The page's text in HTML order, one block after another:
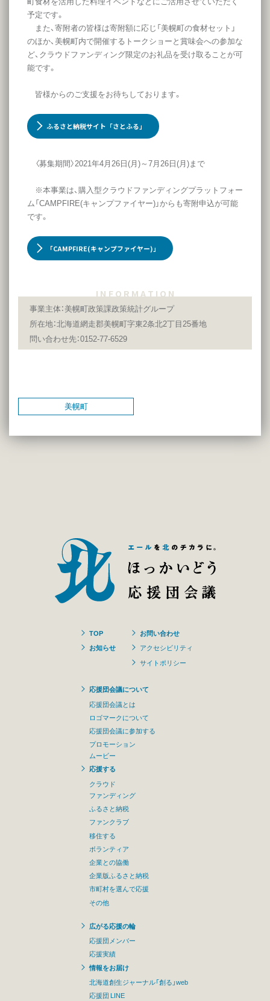
予定です。
また、寄附者の皆様は寄附額に応じ「美幌町の食材セット」
のほか、美幌町内で開催するトークショーと賞味会への参加な
ど、クラウドファンディング限定のお礼品を受け取ることが可
能です。
皆様からのご支援をお待ちしております。
ふるさと納税サイト「さとふる」
〈募集期間〉2021年4月26日(月)～7月26日(月)まで
※本事業は、購入型クラウドファンディングプラットフォー
ム「CAMPFIRE(キャンプファイヤー)」からも寄附申込が可能
です。
「CAMPFIRE(キャンプファイヤー)」
I N F O R M A T I O N
事業主体：美幌町政策課政策統計グループ
所在地：北海道網走郡美幌町字東2条北2丁目25番地
問い合わせ先：0152-77-6529
美幌町
TOP
お知らせ
お問い合わせ
アクセシビリティ
サイトポリシー
応援団会議について
応援団会議とは
ロゴマークについて
応援団会議に参加する
プロモーション
ムービー
応援する
クラウド
ファンディング
ふるさと納税
ファンクラブ
移住する
ボランティア
企業との協働
企業版ふるさと納税
市町村を選んで応援
その他
広がる応援の輪
応援団メンバー
応援実績
情報をお届け
北海道創生ジャーナル「創る」web
応援団 LINE